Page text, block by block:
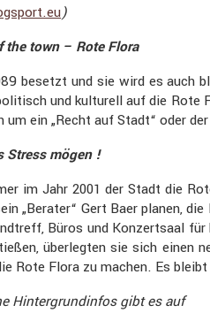
)
the town – Rote Flora
besetzt und sie wird es auch
und kultu­rell auf die
um ein „Recht auf Stadt“ oder
Stress mögen !
im Jahr 2001 der Stadt die
„Berater“ Gert Baer planen,
Büros und Konzert­saal
überlegten sie sich einen
Rote Flora zu machen. Es
Hinter­grund­infos gibt es auf